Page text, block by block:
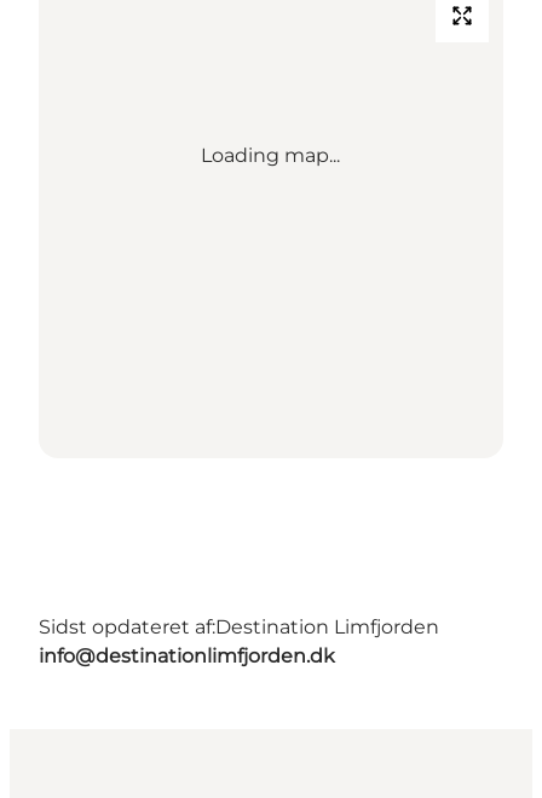
Loading map...
Sidst opdateret af:Destination Limfjorden
info@destinationlimfjorden.dk